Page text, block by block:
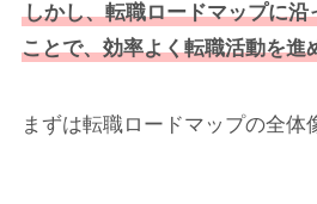
しかし、転職ロードマップに沿
ことで、効率よく転職活動を進
まずは転職ロードマップの全体